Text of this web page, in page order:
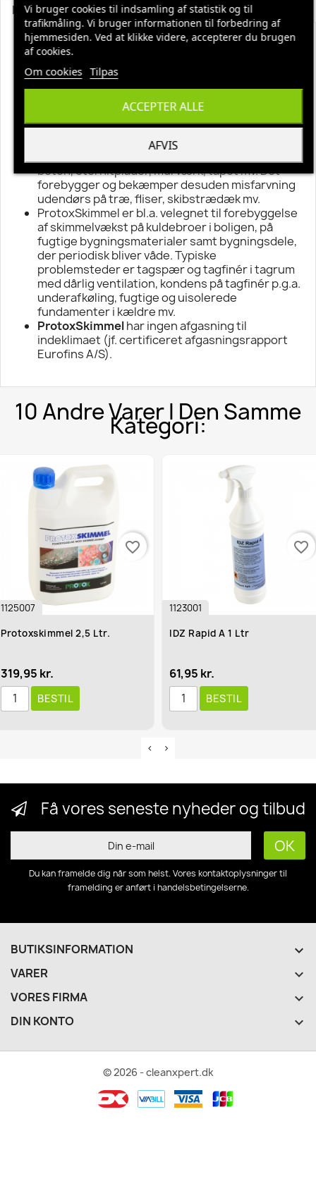
Beskrivelse Produktoplysninger
ProtoxSkimmeler et farveløst skimmelmiddel
på vandbasis.
Det har en lav mal-kode (00-1) og er ikke
klassificeret som farligt, sundhedsskadeligt
eller lignende og gør det derfor nemt forbedre
dit arbejdsmiljø.
ProtoxSkimmeler velegnet til at forebygge
vækst og misfarvning af skimmelsvampe på
beton, eternitplader, murværk, tapet mv. Det
forebygger og bekæmper desuden misfarvning
udendørs på træ, fliser, skibstrædæk mv.
ProtoxSkimmel er bl.a. velegnet til forebyggelse
af skimmelvækst på kuldebroer i boligen, på
fugtige bygningsmaterialer samt bygningsdele,
der periodisk bliver våde. Typiske
problemsteder er tagspær og tagfinér i tagrum
med dårlig ventilation, kondens på tagfinér p.g.a.
underafkøling, fugtige og uisolerede
fundamenter i kældre mv.
ProtoxSkimmelhar ingen afgasning til
indeklimaet (jf. certificeret afgasningsrapport
Eurofins A/S).
10 Andre Varer I Den Samme
Kategori:
2,5 Ltr.
kr.
BESTIL
favorite_border
1123001
IDZ Rapid A 1 Ltr
61,95 kr.
BESTIL
favorite_border
Få vores seneste nyheder og tilbud
Du kan framelde dig når som helst. Vores kontaktoplysninger til
framelding er anført i handelsbetingelserne.
BUTIKSINFORMATION keyboard_arrow_down
VARER 
VORES FIRMA 
DIN KONTO 
Vi bruger cookies til indsamling af statistik og til
trafikmåling. Vi bruger informationen til forbedring af
hjemmesiden. Ved at klikke videre, accepterer du brugen
af cookies.
Om cookies Tilpas
AFVIS
ACCEPTER ALLE
© 2026 - cleanxpert.dk